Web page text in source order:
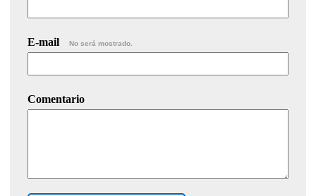
E-mail No será mostrado.
Comentario